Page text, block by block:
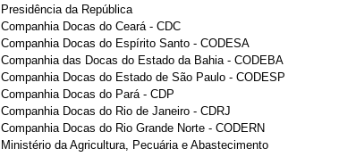
Presidência da República
Companhia Docas do Ceará - CDC
Companhia Docas do Espírito Santo - CODESA
Companhia das Docas do Estado da Bahia - CODEBA
Companhia Docas do Estado de São Paulo - CODESP
Companhia Docas do Pará - CDP
Companhia Docas do Rio de Janeiro - CDRJ
Companhia Docas do Rio Grande Norte - CODERN
Ministério da Agricultura, Pecuária e Abastecimento